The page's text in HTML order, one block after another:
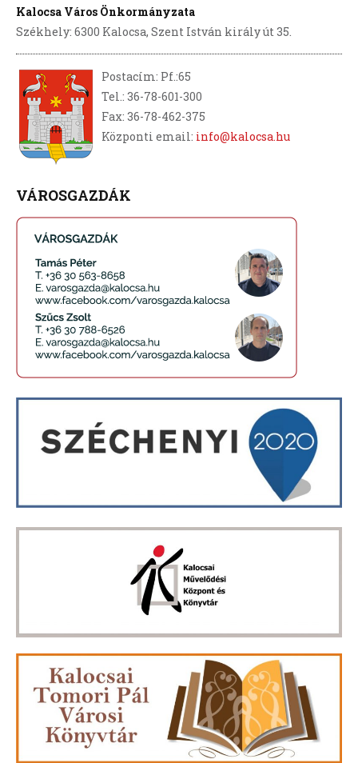
Kalocsa Város Önkormányzata
Székhely: 6300 Kalocsa, Szent István király út 35.
Postacím: Pf.:65
Tel.: 36-78-601-300
Fax: 36-78-462-375
Központi email: info@kalocsa.hu
VÁROSGAZDÁK